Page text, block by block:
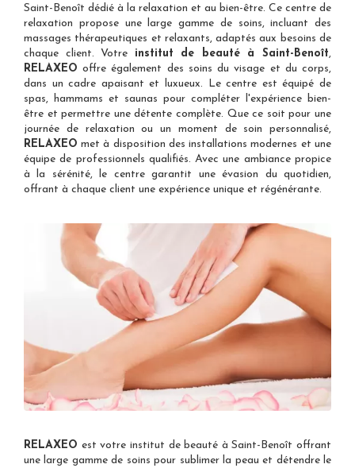
Saint-Benoît dédié à la relaxation et au bien-être. Ce centre de
relaxation propose une large gamme de soins, incluant des
massages thérapeutiques et relaxants, adaptés aux besoins de
chaque client. Votre institut de beauté à Saint-Benoît,
RELAXEO offre également des soins du visage et du corps,
dans un cadre apaisant et luxueux. Le centre est équipé de
spas, hammams et saunas pour compléter l'expérience bien-
être et permettre une détente complète. Que ce soit pour une
journée de relaxation ou un moment de soin personnalisé,
RELAXEO met à disposition des installations modernes et une
équipe de professionnels qualifiés. Avec une ambiance propice
à la sérénité, le centre garantit une évasion du quotidien,
offrant à chaque client une expérience unique et régénérante.
RELAXEO est votre institut de beauté à Saint-Benoît offrant
une large gamme de soins pour sublimer la peau et détendre le